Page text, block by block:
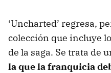
‘Uncharted’ regresa,
colección que incluye
de la saga. Se trata de
la que la franquicia